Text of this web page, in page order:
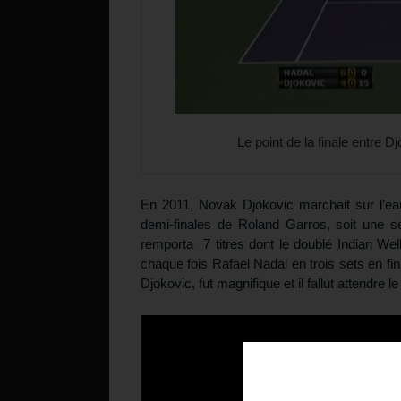
Le point de la finale entre
En 2011, Novak Djokovic marchait sur
demi-finales de Roland Garros, soit une
remporta 7 titres dont le doublé Indian
chaque fois Rafael Nadal en trois sets en
Djokovic, fut magnifique et il fallut attendre